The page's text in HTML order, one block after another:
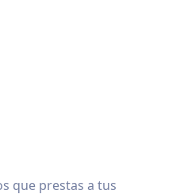
que prestas a tus